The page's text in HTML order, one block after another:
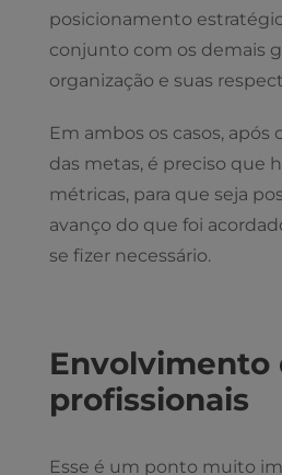
posicionamento
conjunto com os demais
organização e suas
Em ambos os casos,
das metas, é preciso que
métricas, para que seja
avanço do que foi
se fizer necessário.
Envolvimento
profissionais
Esse é um ponto muito